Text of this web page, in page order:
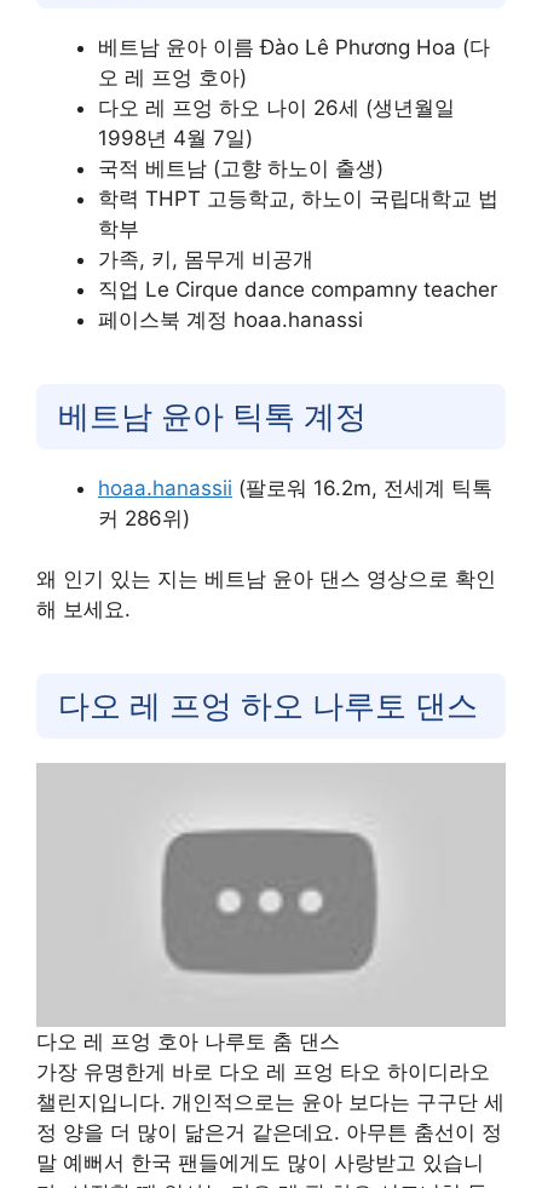
베트남 윤아 이름 Đào Lê Phương Hoa (다
오 레 프엉 호아)
다오 레 프엉 하오 나이 26세 (생년월일
1998년 4월 7일)
국적 베트남 (고향 하노이 출생)
학력 THPT 고등학교, 하노이 국립대학교 법
학부
가족, 키, 몸무게 비공개
직업 Le Cirque dance compamny teacher
페이스북 계정 hoaa.hanassi
베트남 윤아 틱톡 계정
hoaa.hanassii (팔로워 16.2m, 전세계 틱톡
커 286위)
왜 인기 있는 지는 베트남 윤아 댄스 영상으로 확인
해 보세요.
다오 레 프엉 하오 나루토 댄스
다오 레 프엉 호아 나루토 춤 댄스
가장 유명한게 바로 다오 레 프엉 타오 하이디라오
챌린지입니다. 개인적으로는 윤아 보다는 구구단 세
정 양을 더 많이 닮은거 같은데요. 아무튼 춤선이 정
말 예뻐서 한국 팬들에게도 많이 사랑받고 있습니